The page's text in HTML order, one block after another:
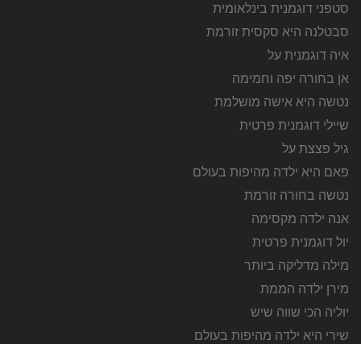
סטפני דוגמנית בינלאומית
סבטלנה היא סקסית זורמת
איה דוגמנית על
אן בחורה יפה וחמימה
נטשה היא אישה מושלמת
שיילי דוגמנית פרטית
גיל פצצת על
פאם היא ילדה מהיפות בעולם
נטשה בחורה זורמת
אנה ילדה מקסימה
יול דוגמנית פרטית
מילה מדליקה ביותר
מירן ילדה הממת
יוליה הכי שווה שיש
שירי היא ילדה מהיפות בעולם